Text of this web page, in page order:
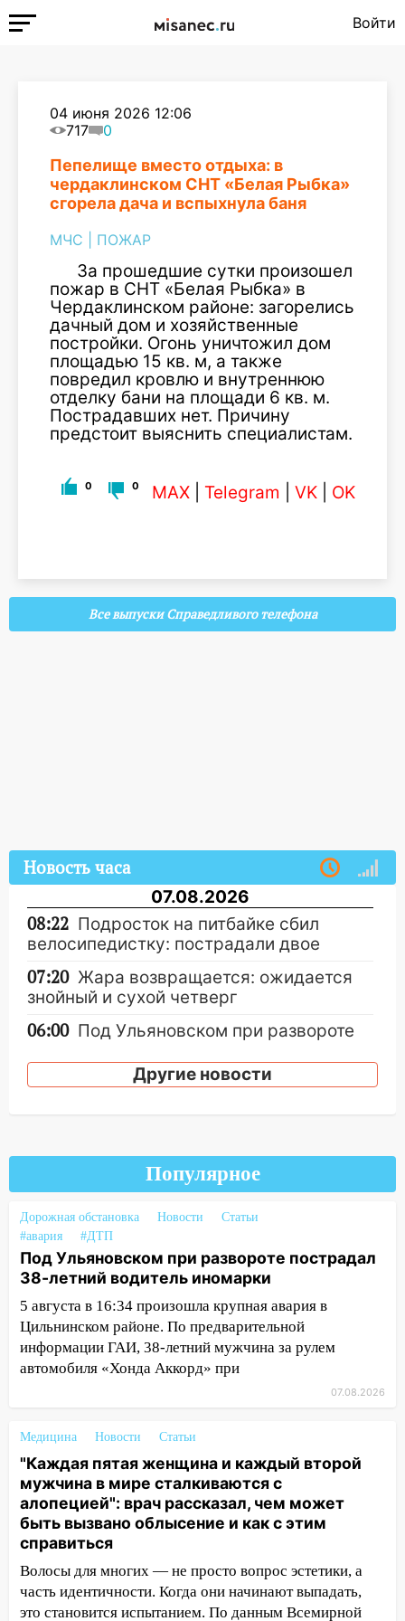
Войти
04 июня 2026 12:06
717
0
Пепелище вместо отдыха: в
чердаклинском СНТ «Белая Рыбка»
сгорела дача и вспыхнула баня
МЧС ПОЖАР
За прошедшие сутки произошел
пожар в СНТ «Белая Рыбка» в
Чердаклинском районе: загорелись
дачный дом и хозяйственные
постройки. Огонь уничтожил дом
площадью 15 кв. м, а также
повредил кровлю и внутреннюю
отделку бани на площади 6 кв. м.
Пострадавших нет. Причину
предстоит выяснить специалистам.
0 0 MAX Telegram VK OK
Все выпуски Справедливого телефона
Новость часа
07.08.2026
08:22 Подросток на питбайке сбил
велосипедистку: пострадали двое
07:20 Жара возвращается: ожидается
знойный и сухой четверг
06:00 Под Ульяновском при развороте
иномарки
быть вызвано облысение и как с этим
03:30 Гороскоп на 7 августа: пятница
принесет прилив творческой энергии и
отличные шансы исправить старые
ошибки
06.08.2026
23:20 Прогноз погоды на 7 августа в
Ульяновской области
Ульяновцев приглашают на забег,
19:12 В Ульяновской области
руководителя частной компании
наказали за сокрытие прошлого своего
сотрудник
18:02 В Ульяновск едут звезды
баскетбола!
17:08 Ульяновский областной суд
Другие новости
Популярное
Дорожная обстановка Новости
Статьи
#авария
#ДТП
Под Ульяновском при развороте пострадал
38-летний водитель иномарки
5 августа в 16:34 произошла крупная авария в
Цильнинском районе. По предварительной
информации ГАИ, 38-летний мужчина за рулем
автомобиля «Хонда Аккорд» при
07.08.2026
Медицина Новости Статьи
"Каждая пятая женщина и каждый второй
мужчина в мире сталкиваются с
алопецией": врач рассказал, чем может
быть вызвано облысение и как с этим
справиться
Волосы для многих — не просто вопрос эстетики, а
часть идентичности. Когда они начинают выпадать,
это становится испытанием. По данным Всемирной